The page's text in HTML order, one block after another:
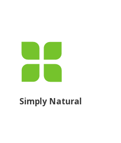
Simply Natural